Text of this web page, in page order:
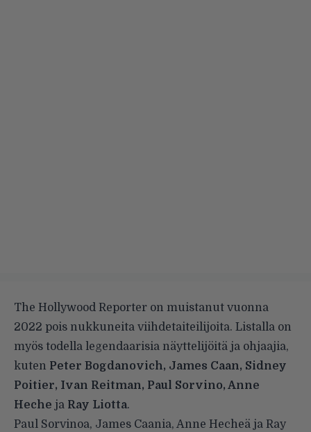
The Hollywood Reporter on muistanut vuonna
2022 pois nukkuneita viihdetaiteilijoita. Listalla on
myös todella legendaarisia näyttelijöitä ja ohjaajia,
kuten Peter Bogdanovich, James Caan, Sidney
Poitier, Ivan Reitman, Paul Sorvino, Anne
Heche ja Ray Liotta.
Paul Sorvinoa, James Caania, Anne Hecheä ja Ray